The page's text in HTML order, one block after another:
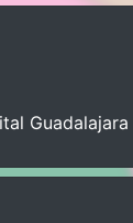
Guadalajara